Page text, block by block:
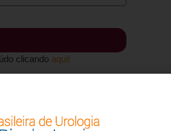
clicando aqui!